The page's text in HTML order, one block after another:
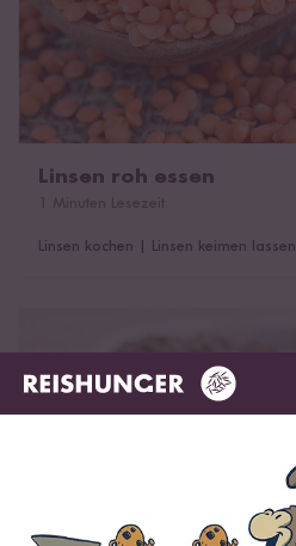
Linsen roh essen
Linsen kochen Linsen keimen lassen